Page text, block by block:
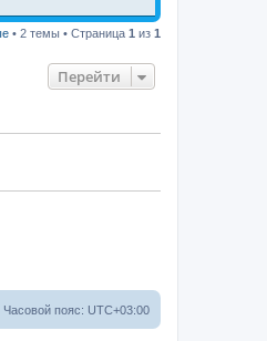
• 2 темы • Страница 1 из 1
Перейти
Часовой пояс: UTC+03:00